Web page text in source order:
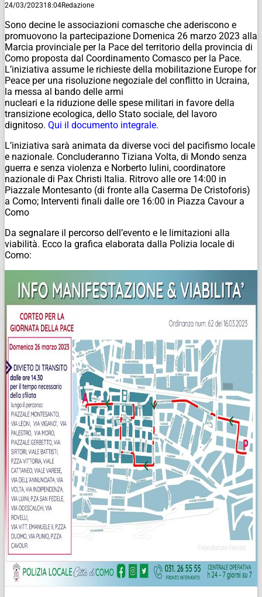
24/03/202318:04Redazione
Sono decine le associazioni comasche che aderiscono e
promuovono la partecipazione Domenica 26 marzo 2023 alla
Marcia provinciale per la Pace del territorio della provincia di
Como proposta dal Coordinamento Comasco per la Pace.
L’iniziativa assume le richieste della mobilitazione Europe for
Peace per una risoluzione negoziale del conflitto in Ucraina,
la messa al bando delle armi
nucleari e la riduzione delle spese militari in favore della
transizione ecologica, dello Stato sociale, del lavoro
dignitoso. Qui il documento integrale.
L’iniziativa sarà animata da diverse voci del pacifismo locale
e nazionale. Concluderanno Tiziana Volta, di Mondo senza
guerra e senza violenza e Norberto Iulini, coordinatore
nazionale di Pax Christi Italia. Ritrovo alle ore 14:00 in
Piazzale Montesanto (di fronte alla Caserma De Cristoforis)
a Como; Interventi finali dalle ore 16:00 in Piazza Cavour a
Como
Da segnalare il percorso dell’evento e le limitazioni alla
viabilità. Ecco la grafica elaborata dalla Polizia locale di
Como: